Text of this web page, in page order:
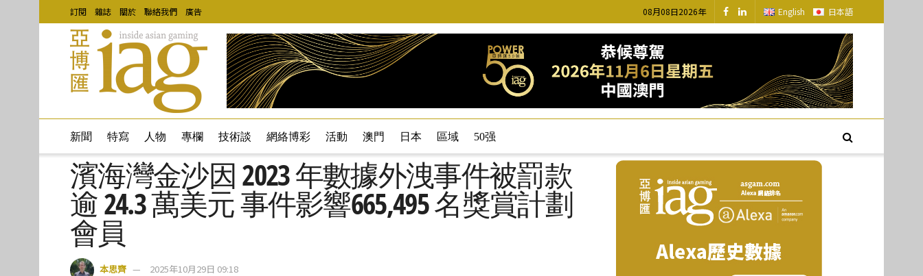
訂閱 雜誌 關於 聯絡我們 廣告 08月08日2026年 English 日本語
新聞 特寫 人物 專欄 技術談 網絡博彩 活動 澳門 日本 區域 50强
濱海灣金沙因 2023 年數據外洩事件被罰款
逾 24.3 萬美元 事件影響665,495 名獎賞計劃
會員
本思齊 2025年10月29日 09:18